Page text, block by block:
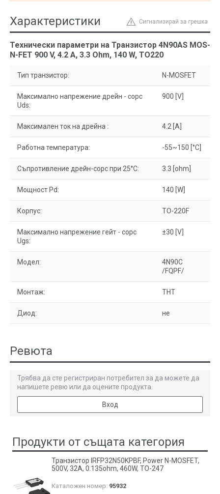
Сигнализирай за грешка
Характеристики
Технически параметри на Транзистор 4N90AS MOS-
N-FET 900 V, 4.2 A, 3.3 Ohm, 140 W, TO220
Тип транзистор: N-MOSFET
Максимално напрежение дрейн - сорс
Uds:
900 [V]
Максимален ток на дрейна : 4.2 [A]
Работна температура: -55~150 [°C]
Съпротивление дрейн-сорс при 25°С: 3.3 [ohm]
Мощност Pd: 140 [W]
Корпус: TO-220F
Максимално напрежение гейт - сорс
Ugs:
±30 [V]
Модел:
4N90C
/FQPF/
Монтаж: THT
Диод: не
Ревюта
Трябва да сте регистриран потребител за да можете да
напишете ревю или да оцените продукта.
Вход
Продукти от същата категория
Транзистор IRFP32N50KPBF, Power N-MOSFET,
500V, 32A, 0.135ohm, 460W, TO-247
Каталожен номер: 95932